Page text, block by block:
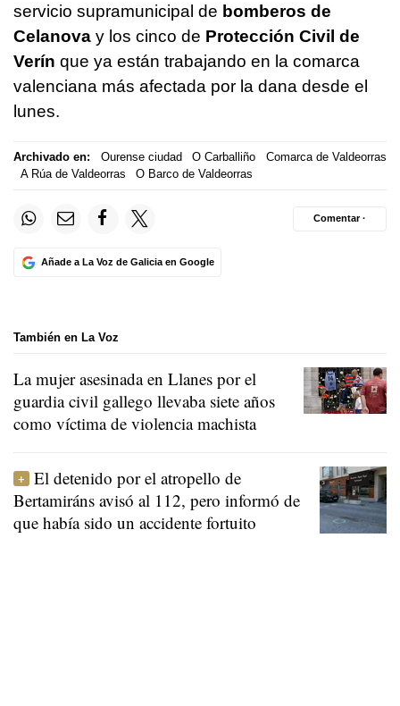
servicio supramunicipal de bomberos de
Celanova y los cinco de Protección Civil de
Verín que ya están trabajando en la comarca
valenciana más afectada por la dana desde el
lunes.
Archivado en: Ourense ciudad O Carballiño
Comarca de Valdeorras
A Rúa de Valdeorras
O Barco de Valdeorras
Añade a La Voz de Galicia en Google
Comentar ·
También en La Voz
La mujer asesinada en Llanes por el
guardia civil gallego llevaba siete años
como víctima de violencia machista
El detenido por el atropello de
Bertamiráns avisó al 112, pero informó de
que había sido un accidente fortuito